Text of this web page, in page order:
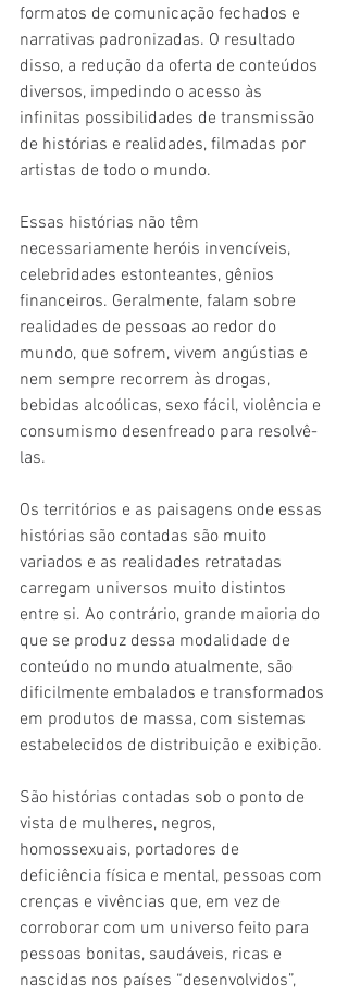
formatos de comunicação fechados e
narrativas padronizadas. O resultado
disso, a redução da oferta de conteúdos
diversos, impedindo o acesso às
infinitas possibilidades de transmissão
de histórias e realidades, filmadas por
artistas de todo o mundo.
Essas histórias não têm
necessariamente heróis invencíveis,
celebridades estonteantes, gênios
financeiros. Geralmente, falam sobre
realidades de pessoas ao redor do
mundo, que sofrem, vivem angústias e
nem sempre recorrem às drogas,
bebidas alcoólicas, sexo fácil, violência e
consumismo desenfreado para resolvê-
las.
Os territórios e as paisagens onde essas
histórias são contadas são muito
variados e as realidades retratadas
carregam universos muito distintos
entre si. Ao contrário, grande maioria do
que se produz dessa modalidade de
conteúdo no mundo atualmente, são
dificilmente embalados e transformados
em produtos de massa, com sistemas
estabelecidos de distribuição e exibição.
São histórias contadas sob o ponto de
vista de mulheres, negros,
homossexuais, portadores de
deficiência física e mental, pessoas com
crenças e vivências que, em vez de
corroborar com um universo feito para
pessoas bonitas, saudáveis, ricas e
nascidas nos países “desenvolvidos”,